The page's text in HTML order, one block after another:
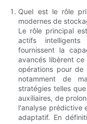
Quel est le rôle
modernes de
Le rôle principal
actifs
fournissent la
avancés libèrent
opérations pour de
notamment de
stratégies telles
auxiliaires, de
l'analyse prédictive
adaptatif. En